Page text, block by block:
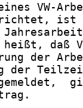
VW-
daß
der
der